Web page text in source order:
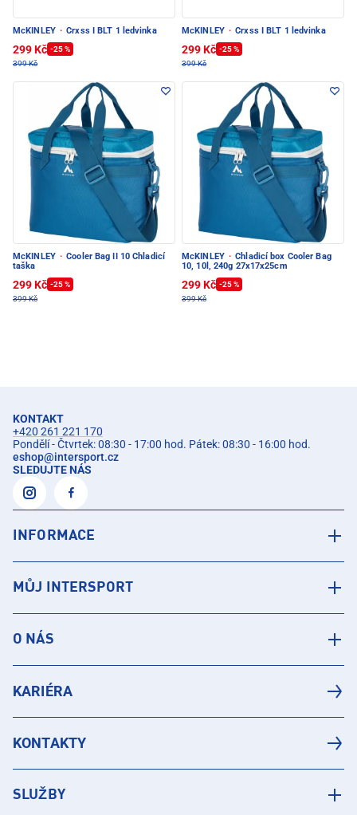
McKINLEY · Crxss I BLT 1 ledvinka
299 Kč -25 %
399 Kč
McKINLEY · Crxss I BLT 1 ledvinka
299 Kč -25 %
399 Kč
McKINLEY · Cooler Bag II 10 Chladicí
taška
299 Kč -25 %
399 Kč
McKINLEY · Chladicí box Cooler Bag
10, 10l, 240g 27x17x25cm
299 Kč -25 %
399 Kč
KONTAKT
+420 261 221 170
Pondělí - Čtvrtek: 08:30 - 17:00 hod. Pátek: 08:30 - 16:00 hod.
eshop@intersport.cz
SLEDUJTE NÁS
INFORMACE
MŮJ INTERSPORT
O NÁS
KARIÉRA
KONTAKTY
SLUŽBY